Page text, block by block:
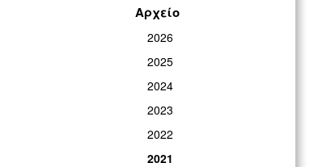
Αρχείο
2026
2025
2024
2023
2022
2021